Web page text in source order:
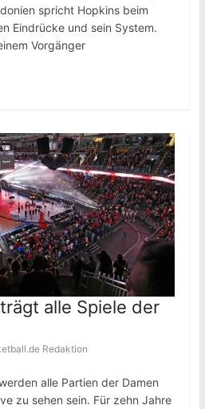
spricht Hopkins beim
Eindrücke und sein System.
Vorgänger
alle Spiele der
Redaktion
alle Partien der Damen
zu sehen sein. Für zehn Jahre